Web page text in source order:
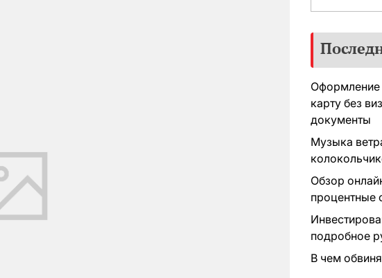
Оформление
карту без
документы
Музыка
Обзор
процентные
подробное
В чем